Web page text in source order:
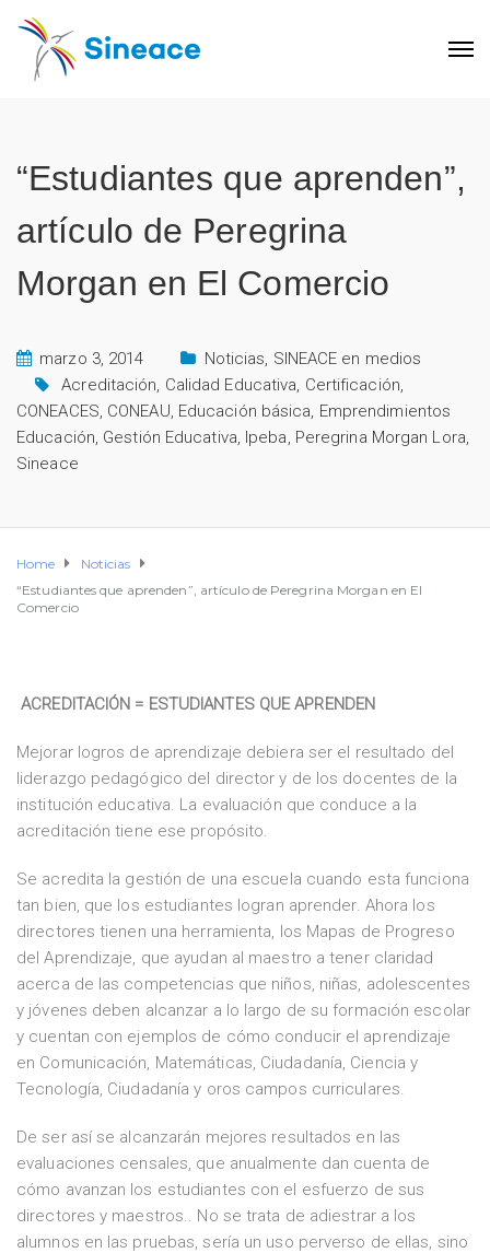
“Estudiantes que aprenden”,
artículo de Peregrina
Morgan en El Comercio
marzo 3, 2014 Noticias, SINEACE en medios
Acreditación, Calidad Educativa, Certificación,
CONEACES, CONEAU, Educación básica, Emprendimientos
Educación, Gestión Educativa, Ipeba, Peregrina Morgan Lora,
Sineace
Home
Noticias
“Estudiantes que aprenden”, artículo de Peregrina Morgan en El
Comercio
ACREDITACIÓN = ESTUDIANTES QUE APRENDEN
Mejorar logros de aprendizaje debiera ser el resultado del
liderazgo pedagógico del director y de los docentes de la
institución educativa. La evaluación que conduce a la
acreditación tiene ese propósito.
Se acredita la gestión de una escuela cuando esta funciona
tan bien, que los estudiantes logran aprender. Ahora los
directores tienen una herramienta, los Mapas de Progreso
del Aprendizaje, que ayudan al maestro a tener claridad
acerca de las competencias que niños, niñas, adolescentes
y jóvenes deben alcanzar a lo largo de su formación escolar
y cuentan con ejemplos de cómo conducir el aprendizaje
en Comunicación, Matemáticas, Ciudadanía, Ciencia y
Tecnología, Ciudadanía y oros campos curriculares.
De ser así se alcanzarán mejores resultados en las
evaluaciones censales, que anualmente dan cuenta de
cómo avanzan los estudiantes con el esfuerzo de sus
directores y maestros.. No se trata de adiestrar a los
alumnos en las pruebas, sería un uso perverso de ellas, sino